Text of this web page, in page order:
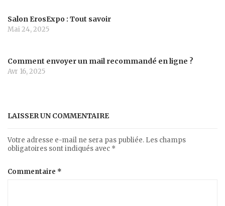
Salon ErosExpo : Tout savoir
Mai 24, 2025
Comment envoyer un mail recommandé en ligne ?
Avr 16, 2025
LAISSER UN COMMENTAIRE
Votre adresse e-mail ne sera pas publiée. Les champs
obligatoires sont indiqués avec *
Commentaire *